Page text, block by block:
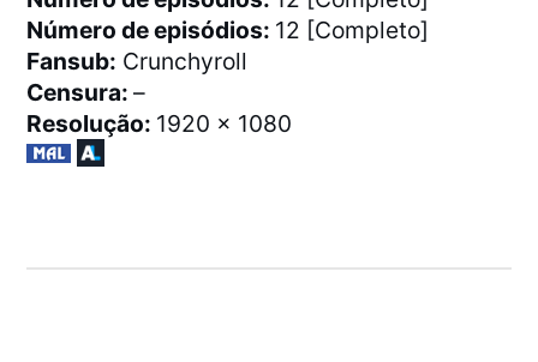
Número de episódios: 12 [Completo]
Fansub: Crunchyroll
Censura:–
Resolução: 1920 x 1080